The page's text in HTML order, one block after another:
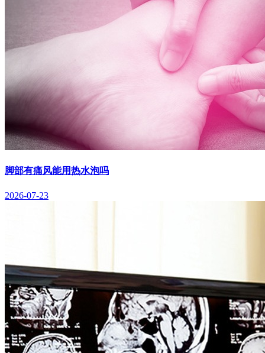
脚部有痛风能用热水泡吗
2026-07-23